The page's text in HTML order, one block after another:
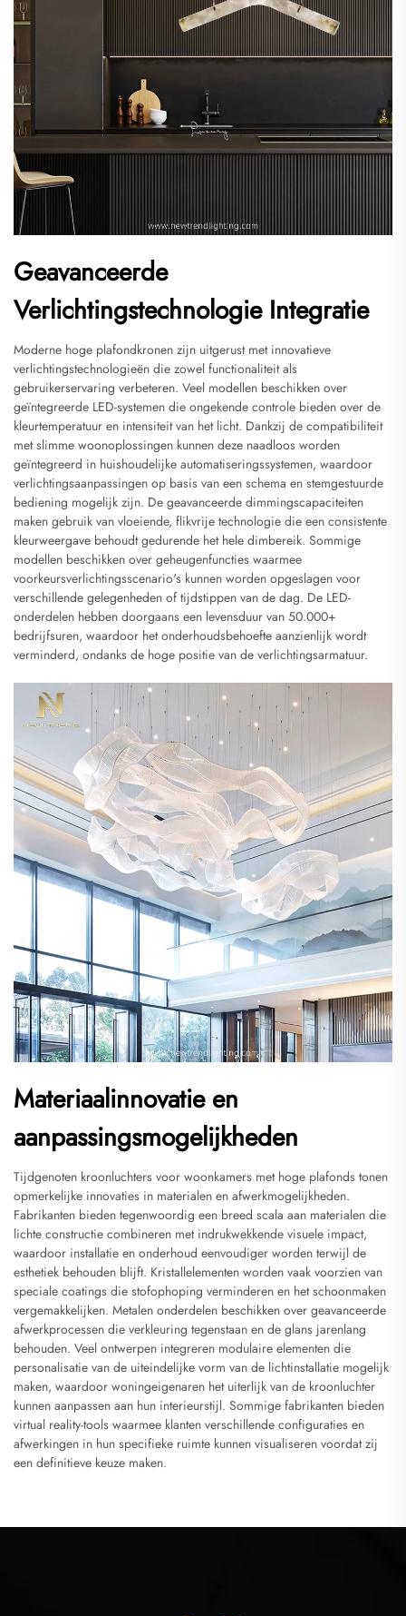
Geavanceerde
Verlichtingstechnologie Integratie
Moderne hoge plafondkronen zijn uitgerust met innovatieve
verlichtingstechnologieën die zowel functionaliteit als
gebruikerservaring verbeteren. Veel modellen beschikken over
geïntegreerde LED-systemen die ongekende controle bieden over de
kleurtemperatuur en intensiteit van het licht. Dankzij de compatibiliteit
met slimme woonoplossingen kunnen deze naadloos worden
geïntegreerd in huishoudelijke automatiseringssystemen, waardoor
verlichtingsaanpassingen op basis van een schema en stemgestuurde
bediening mogelijk zijn. De geavanceerde dimmingscapaciteiten
maken gebruik van vloeiende, flikvrije technologie die een consistente
kleurweergave behoudt gedurende het hele dimbereik. Sommige
modellen beschikken over geheugenfuncties waarmee
voorkeursverlichtingsscenario's kunnen worden opgeslagen voor
verschillende gelegenheden of tijdstippen van de dag. De LED-
onderdelen hebben doorgaans een levensduur van 50.000+
bedrijfsuren, waardoor het onderhoudsbehoefte aanzienlijk wordt
verminderd, ondanks de hoge positie van de verlichtingsarmatuur.
Materiaalinnovatie en
aanpassingsmogelijkheden
Tijdgenoten kroonluchters voor woonkamers met hoge plafonds tonen
opmerkelijke innovaties in materialen en afwerkmogelijkheden.
Fabrikanten bieden tegenwoordig een breed scala aan materialen die
lichte constructie combineren met indrukwekkende visuele impact,
waardoor installatie en onderhoud eenvoudiger worden terwijl de
esthetiek behouden blijft. Kristallelementen worden vaak voorzien van
speciale coatings die stofophoping verminderen en het schoonmaken
vergemakkelijken. Metalen onderdelen beschikken over geavanceerde
afwerkprocessen die verkleuring tegenstaan en de glans jarenlang
behouden. Veel ontwerpen integreren modulaire elementen die
personalisatie van de uiteindelijke vorm van de lichtinstallatie mogelijk
maken, waardoor woningeigenaren het uiterlijk van de kroonluchter
kunnen aanpassen aan hun interieurstijl. Sommige fabrikanten bieden
virtual reality-tools waarmee klanten verschillende configuraties en
afwerkingen in hun specifieke ruimte kunnen visualiseren voordat zij
een definitieve keuze maken.